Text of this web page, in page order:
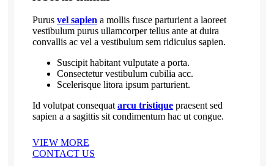
Purus vel sapien a mollis fusce parturient a laoreet
vestibulum purus ullamcorper tellus ante at duira
convallis ac vel a vestibulum sem ridiculus sapien.
Suscipit habitant vulputate a porta.
Consectetur vestibulum cubilia acc.
Scelerisque litora ipsum parturient.
Id volutpat consequat arcu tristique praesent sed
sapien a a sagittis sit condimentum hac ut congue.
VIEW MORE
CONTACT US